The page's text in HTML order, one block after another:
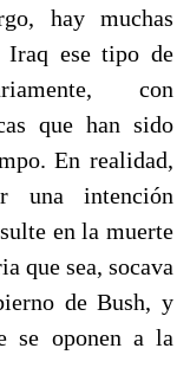
hay muchas
Iraq ese tipo de
con
que han sido
En realidad,
una intención
en la muerte
que sea, socava
de Bush, y
se oponen a la